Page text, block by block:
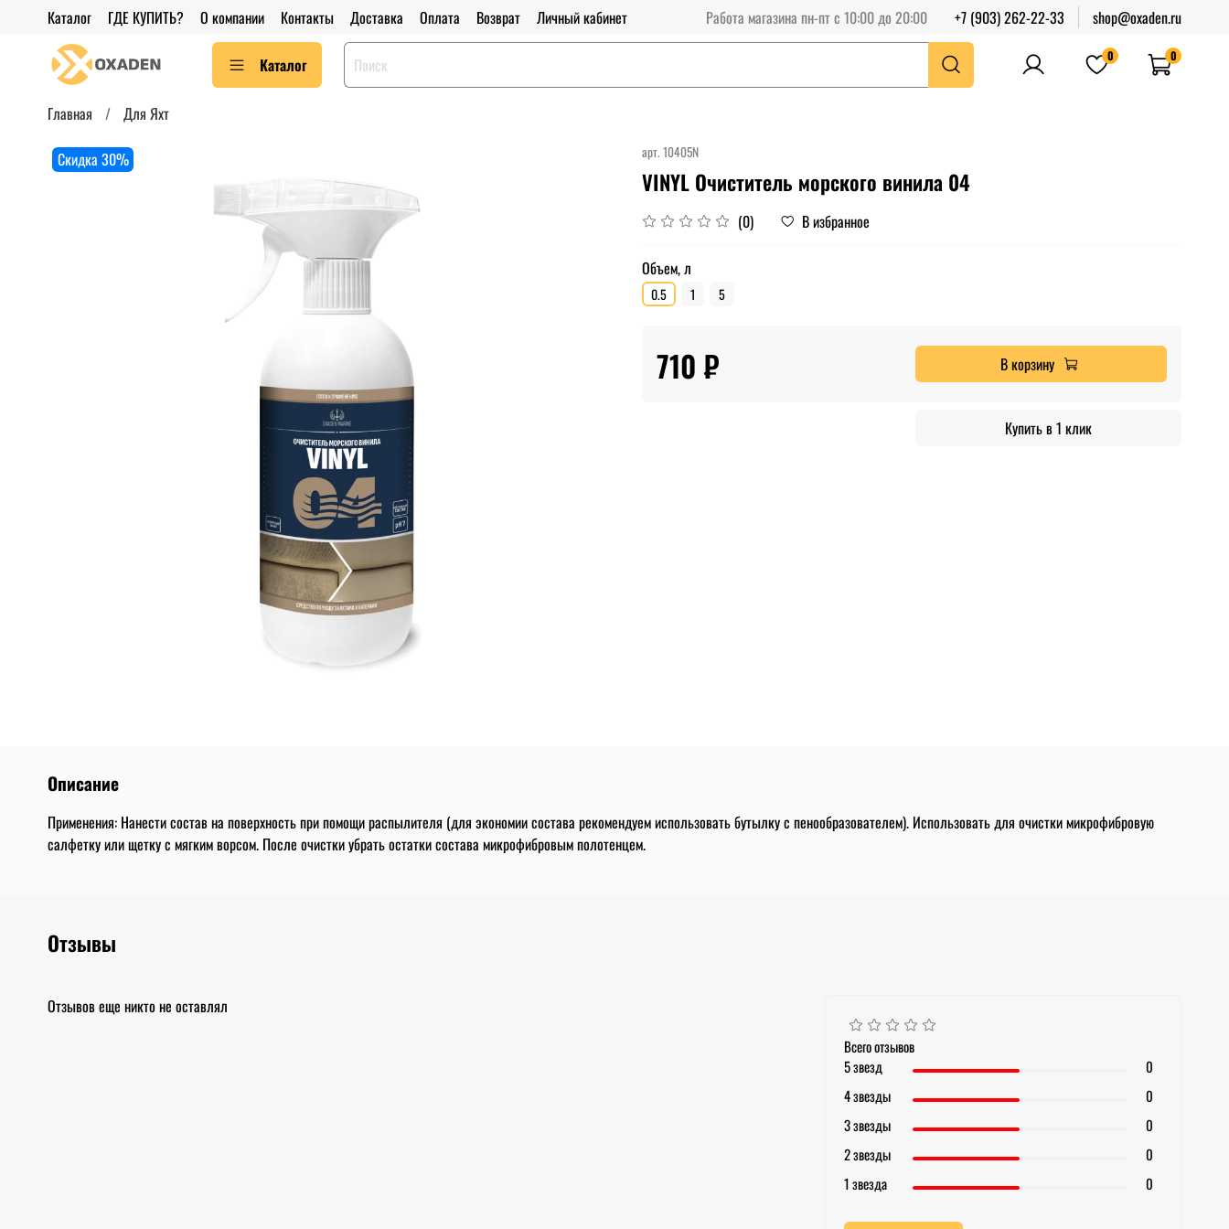
Каталог ГДЕ КУПИТЬ? О компании Контакты Доставка Оплата Возврат Личный кабинет Работа магазина пн-пт с 10:00 до 20:00 +7 (903) 262-22-33 shop@oxaden.ru
Каталог 0 0
Главная Для Яхт
Скидка 30% арт. 10405N
VINYL Очиститель морского винила 04
(0) В избранное
Объем, л
0.5 1 5
710 ₽ В корзину
Купить в 1 клик
Описание
Применения: Нанести состав на поверхность при помощи распылителя (для экономии состава рекомендуем использовать бутылку с пенообразователем). Использовать для очистки микрофибровую
салфетку или щетку с мягким ворсом. После очистки убрать остатки состава микрофибровым полотенцем.
Отзывы
Отзывов еще никто не оставлял
Всего отзывов
5 звезд
0
4 звезды
0
3 звезды
0
2 звезды
0
1 звезда
0